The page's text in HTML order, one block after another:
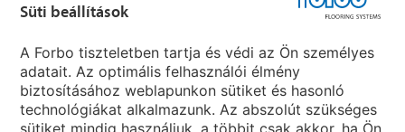
Forbo Movement Systems
Ország weboldala
Süti beállítások
A Forbo tiszteletben tartja és védi az Ön személyes
adatait. Az optimális felhasználói élmény
biztosításához weblapunkon sütiket és hasonló
technológiákat alkalmazunk. Az abszolút szükséges
sütiket mindig használjuk, a többit csak akkor, ha Ön